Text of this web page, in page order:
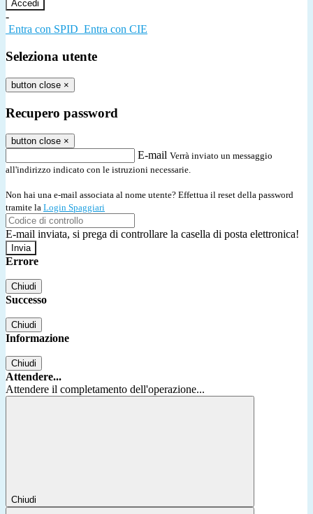
-
Entra con SPID Entra con CIE
Seleziona utente
button close ×
Recupero password
button close ×
E-mail Verrà inviato un messaggio
all'indirizzo indicato con le istruzioni necessarie.
Non hai una e-mail associata al nome utente? Effettua il reset della password
tramite la Login Spaggiari
E-mail inviata, si prega di controllare la casella di posta elettronica!
Errore
Chiudi
Successo
Chiudi
Informazione
Chiudi
Attendere...
Attendere il completamento dell'operazione...
Chiudi